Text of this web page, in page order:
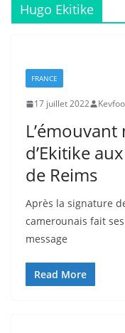
Hugo Ekitike
FRANCE
17 juillet 2022
L’émouvant
d’Ekitike
de Reims
Après la signature
camerounais fait
message
Read More